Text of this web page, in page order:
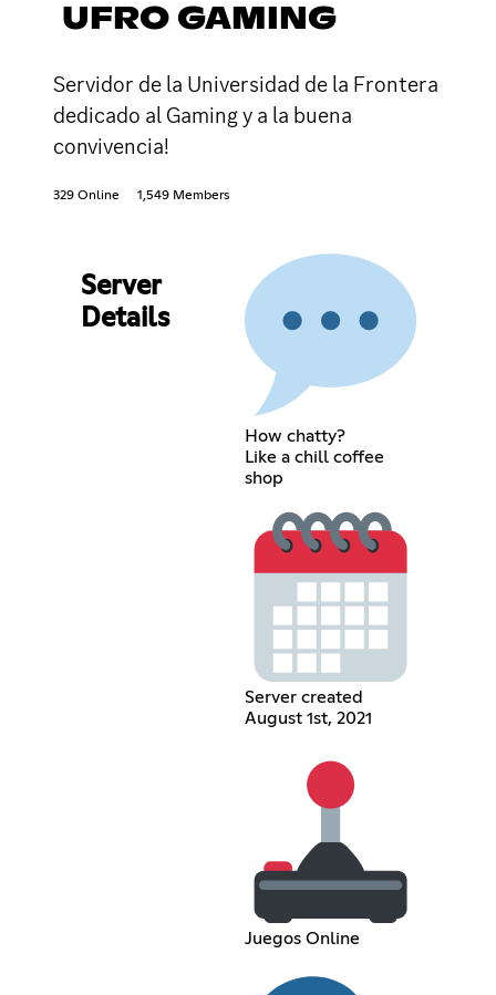
UFRO GAMING
Servidor de la Universidad de la Frontera
dedicado al Gaming y a la buena
convivencia!
329 Online 1,549 Members
Server
Details
How chatty?
Like a chill coffee
shop
Server created
August 1st, 2021
Juegos Online